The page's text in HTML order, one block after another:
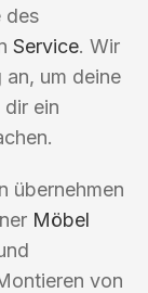
des
Service. Wir
an, um deine
ein
übernehmen
Möbel
von